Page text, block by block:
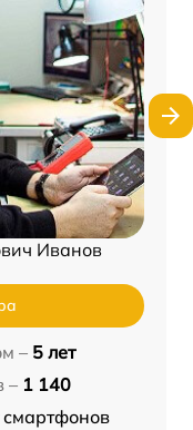
Иванов
– 5 лет
– 1 140
смартфонов